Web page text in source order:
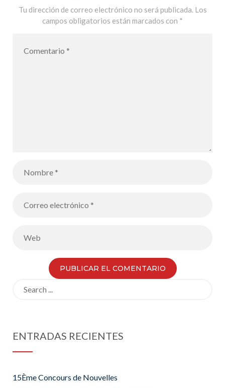
Tu dirección de correo electrónico no será publicada. Los
campos obligatorios están marcados con *
ENTRADAS RECIENTES
15Ème Concours de Nouvelles